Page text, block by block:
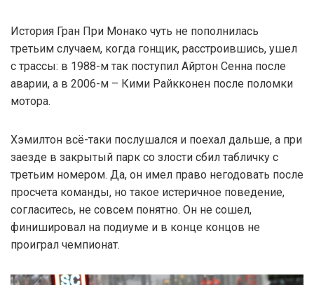
История Гран При Монако чуть не пополнилась
третьим случаем, когда гонщик, расстроившись, ушел
с трассы: в 1988-м так поступил Айртон Сенна после
аварии, а в 2006-м – Кими Райкконен после поломки
мотора.
Хэмилтон всё-таки послушался и поехал дальше, а при
заезде в закрытый парк со злости сбил табличку с
третьим номером. Да, он имел право негодовать после
просчета команды, но такое истеричное поведение,
согласитесь, не совсем понятно. Он не сошел,
финишировал на подиуме и в конце концов не
проиграл чемпионат.